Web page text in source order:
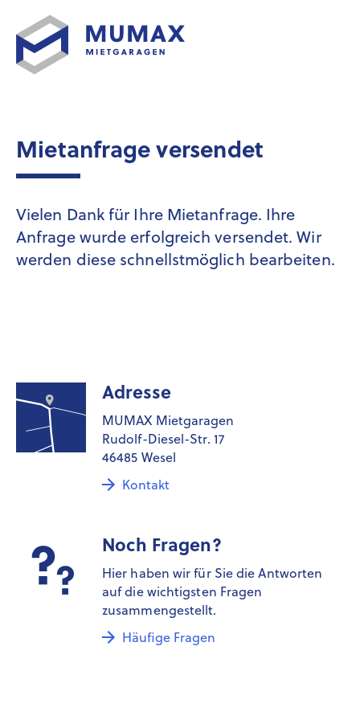
Mietanfrage versendet
Vielen Dank für Ihre Mietanfrage. Ihre
Anfrage wurde erfolgreich versendet. Wir
werden diese schnellstmöglich bearbeiten.
Adresse
MUMAX Mietgaragen
Rudolf-Diesel-Str. 17
46485 Wesel
Kontakt
Noch Fragen?
Hier haben wir für Sie die Antworten
auf die wichtigsten Fragen
zusammengestellt.
Häufige Fragen